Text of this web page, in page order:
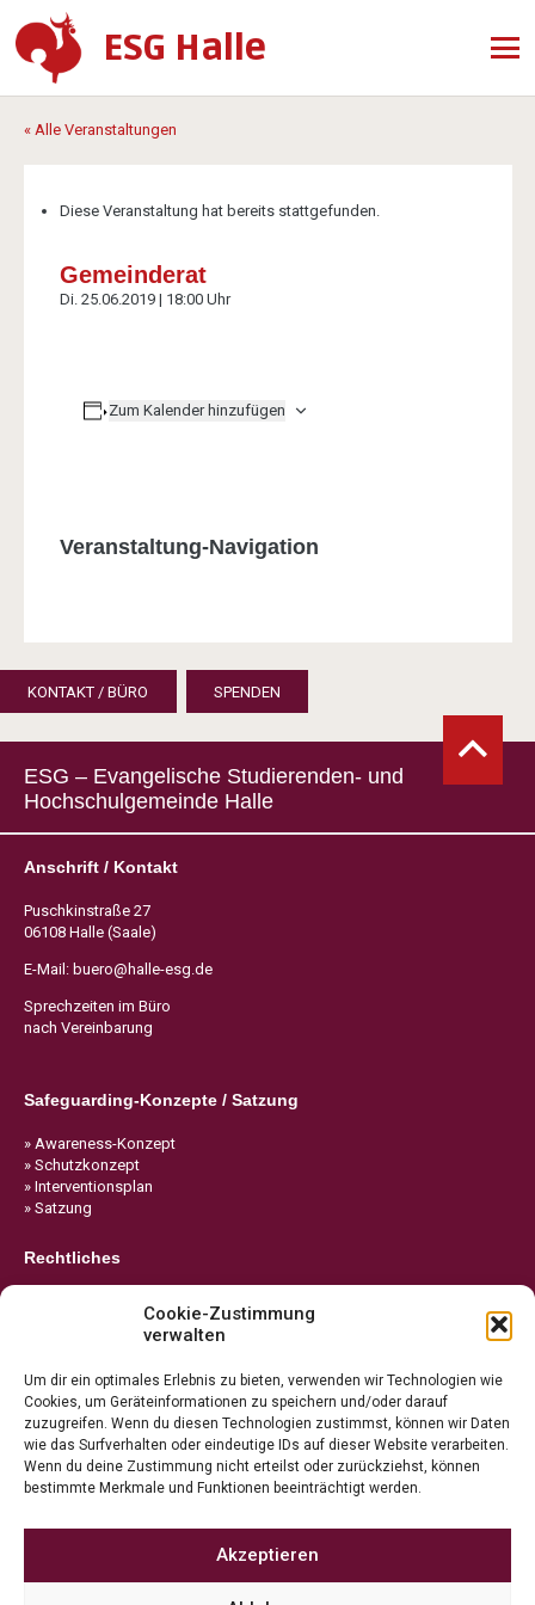
Cookie-Zustimmung
verwalten
Um dir ein optimales Erlebnis zu bieten, verwenden wir Technologien wie
Cookies, um Geräteinformationen zu speichern und/oder darauf
zuzugreifen. Wenn du diesen Technologien zustimmst, können wir Daten
wie das Surfverhalten oder eindeutige IDs auf dieser Website verarbeiten.
Wenn du deine Zustimmung nicht erteilst oder zurückziehst, können
bestimmte Merkmale und Funktionen beeinträchtigt werden.
Akzeptieren
ESG Halle
« Alle Veranstaltungen
Diese Veranstaltung hat bereits stattgefunden.
Gemeinderat
Di. 25.06.2019 | 18:00 Uhr
Zum Kalender hinzufügen
Veranstaltung-Navigation
KONTAKT / BÜRO SPENDEN
ESG – Evangelische Studierenden- und
Hochschulgemeinde Halle
Anschrift / Kontakt
Puschkinstraße 27
06108 Halle (Saale)
E-Mail: buero@halle-esg.de
Sprechzeiten im Büro
nach Vereinbarung
Safeguarding-Konzepte / Satzung
» Awareness-Konzept
» Schutzkonzept
» Interventionsplan
» Satzung
Rechtliches
» Cookie-Richtlinie